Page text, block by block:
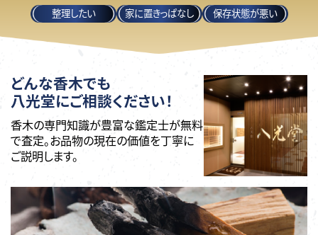
整理したい 家に置きっぱなし 保存状態が悪い
どんな香木でも
八光堂にご相談ください！
香木の専門知識が豊富な鑑定士が無料
で査定。お品物の現在の価値を丁寧に
ご説明します。